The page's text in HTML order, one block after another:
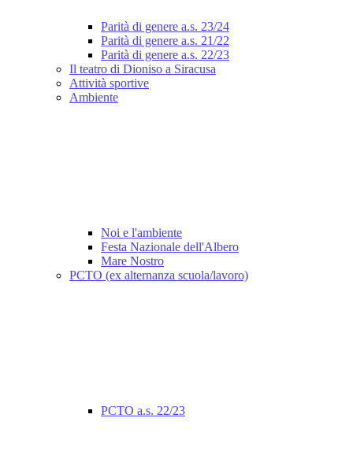
Parità di genere a.s. 23/24
Parità di genere a.s. 21/22
Parità di genere a.s. 22/23
Il teatro di Dioniso a Siracusa
Attività sportive
Ambiente
Noi e l'ambiente
Festa Nazionale dell'Albero
Mare Nostro
PCTO (ex alternanza scuola/lavoro)
PCTO a.s. 22/23